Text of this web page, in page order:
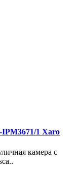
IPM3671/1 Xaro
камера с